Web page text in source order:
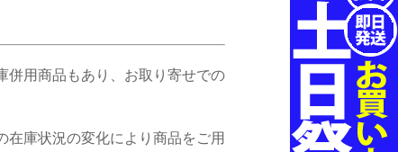
併用商品もあり、お取り寄せでの
庫状況の変化により商品をご用